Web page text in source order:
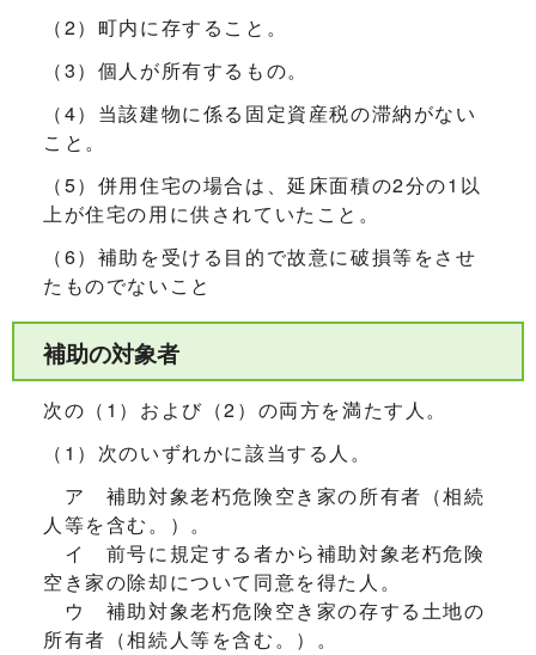
（2）町内に存すること。
（3）個人が所有するもの。
（4）当該建物に係る固定資産税の滞納がない
こと。
（5）併用住宅の場合は、延床面積の2分の1以
上が住宅の用に供されていたこと。
（6）補助を受ける目的で故意に破損等をさせ
たものでないこと
補助の対象者
次の（1）および（2）の両方を満たす人。
（1）次のいずれかに該当する人。
ア 補助対象老朽危険空き家の所有者（相続
人等を含む。）。
イ 前号に規定する者から補助対象老朽危険
空き家の除却について同意を得た人。
ウ 補助対象老朽危険空き家の存する土地の
所有者（相続人等を含む。）。